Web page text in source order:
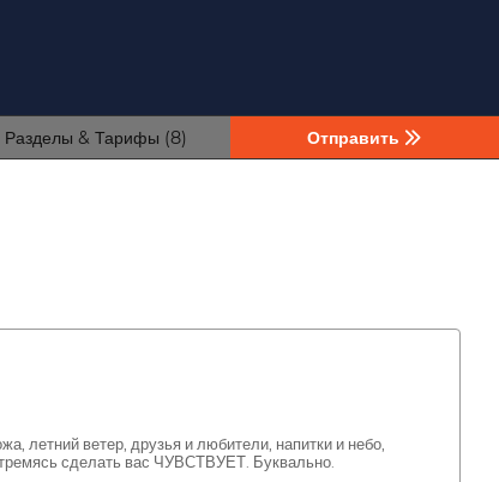
Разделы & Тарифы (8) Отправить
летний ветер, друзья и любители, напитки и небо,
сделать вас ЧУВСТВУЕТ. Буквально.